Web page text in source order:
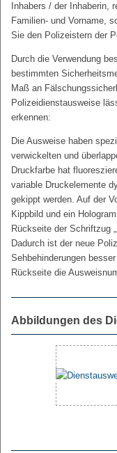
Inhabers / der Inhaberin,
Familien- und Vorname,
Sie den Polizeistern der
Durch die Verwendung
bestimmten
Maß an
Polizeidienstausweise
erkennen:
Die Ausweise haben
verwickelten und
Druckfarbe hat
variable Druckelemente
gekippt werden. Auf der
Kippbild und ein
Rückseite der Schriftzug
Dadurch ist der neue
Sehbehinderungen
Rückseite die
Abbildungen des